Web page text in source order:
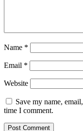
Name *
Email *
Website
Save my name,
time I comment.